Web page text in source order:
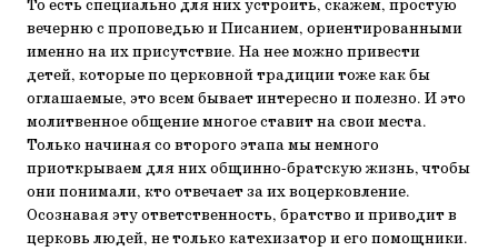
То есть специально для них устроить, скажем, простую
вечерню с проповедью и Писанием, ориентированными
именно на их присутствие. На нее можно привести
детей, которые по церковной традиции тоже как бы
оглашаемые, это всем бывает интересно и полезно. И это
молитвенное общение многое ставит на свои места.
Только начиная со второго этапа мы немного
приоткрываем для них общинно-братскую жизнь, чтобы
они понимали, кто отвечает за их воцерковление.
Осознавая эту ответственность, братство и приводит в
церковь людей, не только катехизатор и его помощники.